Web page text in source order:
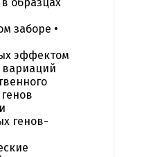
образцах
заборе •
эффектом
вариаций
генов-